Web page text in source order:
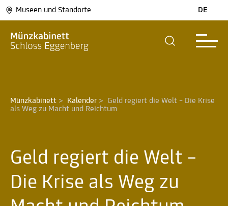
Museen und Standorte DE
Münzkabinett > Kalender > Geld regiert die Welt – Die Krise
als Weg zu Macht und Reichtum
Geld regiert die Welt –
Die Krise als Weg zu